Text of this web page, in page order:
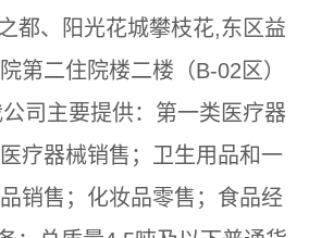
都、阳光花城攀枝花,东区益
第二住院楼二楼（B-02区）
公司主要提供：第一类医疗器
疗器械销售；卫生用品和一
销售；化妆品零售；食品经